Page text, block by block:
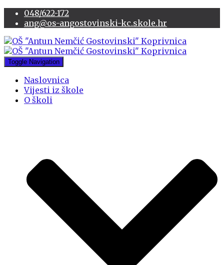
048/622-172
ang@os-angostovinski-kc.skole.hr
Toggle Navigation
Naslovnica
Vijesti iz škole
O školi